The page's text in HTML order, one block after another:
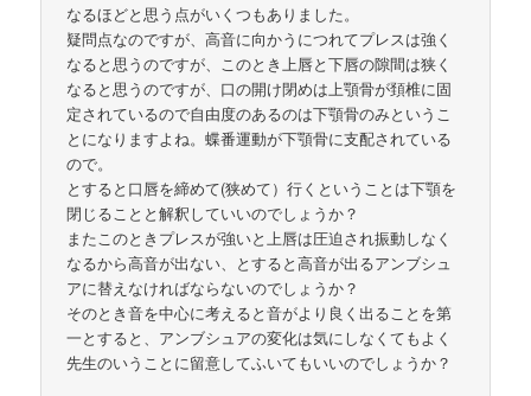
なるほどと思う点がいくつもありました。
疑問点なのですが、高音に向かうにつれてプレスは強く
なると思うのですが、このとき上唇と下唇の隙間は狭く
なると思うのですが、口の開け閉めは上顎骨が頚椎に固
定されているので自由度のあるのは下顎骨のみというこ
とになりますよね。蝶番運動が下顎骨に支配されている
ので。
とすると口唇を締めて(狭めて）行くということは下顎を
閉じることと解釈していいのでしょうか？
またこのときプレスが強いと上唇は圧迫され振動しなく
なるから高音が出ない、とすると高音が出るアンブシュ
アに替えなければならないのでしょうか？
そのとき音を中心に考えると音がより良く出ることを第
一とすると、アンブシュアの変化は気にしなくてもよく
先生のいうことに留意してふいてもいいのでしょうか？